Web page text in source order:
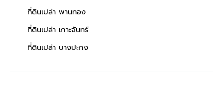
ที่ดินเปล่า พานทอง
ที่ดินเปล่า เกาะจันทร์
ที่ดินเปล่า บางปะกง